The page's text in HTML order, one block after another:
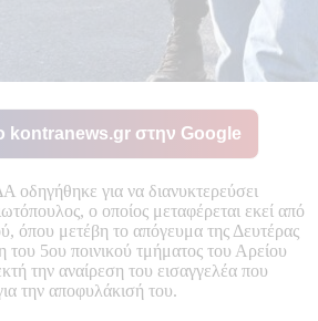
kontranews.gr στην Google
οδηγήθηκε για να διανυκτερεύσει
ο οποίος μεταφέρεται εκεί από
όπου μετέβη το απόγευμα της Δευτέρας
5ου ποινικού τμήματος του Αρείου
την αναίρεση του εισαγγελέα που
την αποφυλάκισή του.